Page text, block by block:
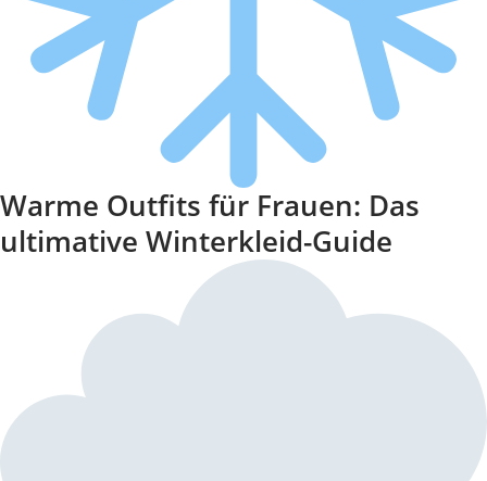
Warme Outfits für Frauen: Das
ultimative Winterkleid-Guide